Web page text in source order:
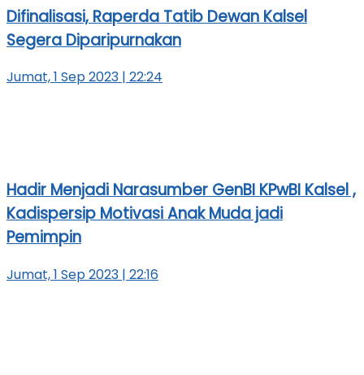
Difinalisasi, Raperda Tatib Dewan Kalsel
Segera Diparipurnakan
Jumat, 1 Sep 2023 | 22:24
Hadir Menjadi Narasumber GenBI KPwBI Kalsel ,
Kadispersip Motivasi Anak Muda jadi
Pemimpin
Jumat, 1 Sep 2023 | 22:16